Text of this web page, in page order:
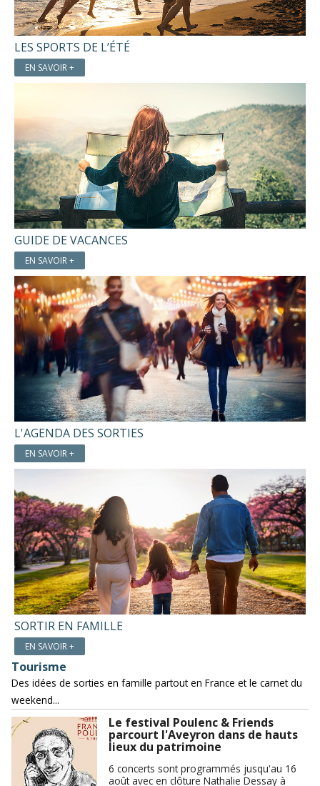
LES SPORTS DE L’ÉTÉ
EN SAVOIR +
GUIDE DE VACANCES
EN SAVOIR +
L'AGENDA DES SORTIES
EN SAVOIR +
SORTIR EN FAMILLE
EN SAVOIR +
Tourisme
Des idées de sorties en famille partout en France et le carnet du
weekend...
Le festival Poulenc & Friends
parcourt l'Aveyron dans de hauts
lieux du patrimoine
6 concerts sont programmés jusqu'au 16
août avec en clôture Nathalie Dessay à